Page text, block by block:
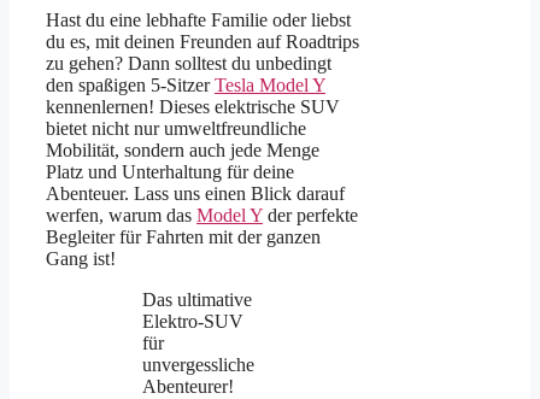
Hast du eine lebhafte Familie oder liebst
du es, mit deinen Freunden auf Roadtrips
zu gehen? Dann solltest du unbedingt
den spaßigen 5-SitzerTesla Model Y
kennenlernen! Dieses elektrische SUV
bietet nicht nur umweltfreundliche
Mobilität, sondern auch jede Menge
Platz und Unterhaltung für deine
Abenteuer. Lass uns einen Blick darauf
werfen, warum das Model Y der perfekte
Begleiter für Fahrten mit der ganzen
Gang ist!
Das ultimative
Elektro-SUV
für
unvergessliche
Abenteurer!